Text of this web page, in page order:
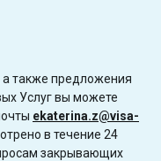
также предложения
Услуг вы можете
ekaterina.z@visa-
в течение 24
закрывающих